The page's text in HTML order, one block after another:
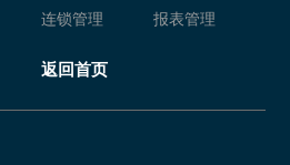
连锁管理 报表管理
返回首页